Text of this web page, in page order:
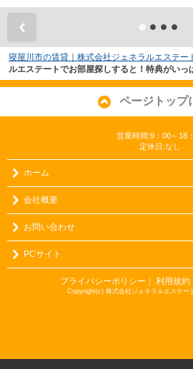
寝屋川市の賃貸｜株式会社ジェネラルエステー
ルエステートでお部屋探しすると！特典がいっ
ページトップ
営業時間:9：00～18
定休日:なし
ホーム
会社概要
お問い合わせ
PCサイト
プライバシーポリシー ｜ 利用規約
Copyright(c) 株式会社ジェネラルエステー